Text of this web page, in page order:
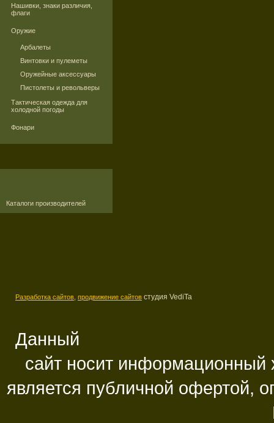
Нашивки, знаки различия,
флаги
Оружие
Арбалеты
Винтовки и пулеметы
Оружейные аксессуары
Пистолеты и револьверы
Тактическая одежда для
холодной погоды
Фонари
Каталоги производителей
Разработка сайтов, продвижение сайтов студия VediTa
Данный
сайт носит информационный
является публичной офертой,